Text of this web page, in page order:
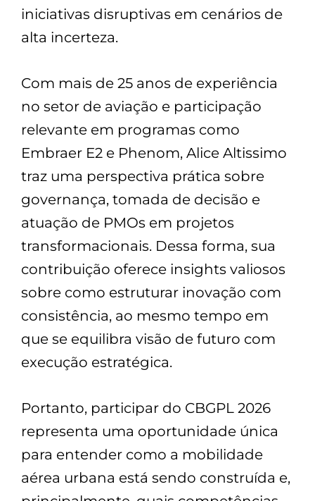
iniciativas disruptivas em cenários de
alta incerteza.
Com mais de 25 anos de experiência
no setor de aviação e participação
relevante em programas como
Embraer E2 e Phenom, Alice Altissimo
traz uma perspectiva prática sobre
governança, tomada de decisão e
atuação de PMOs em projetos
transformacionais. Dessa forma, sua
contribuição oferece insights valiosos
sobre como estruturar inovação com
consistência, ao mesmo tempo em
que se equilibra visão de futuro com
execução estratégica.
Portanto, participar do CBGPL 2026
representa uma oportunidade única
para entender como a mobilidade
aérea urbana está sendo construída e,